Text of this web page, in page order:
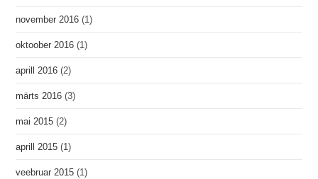
november 2016 (1)
oktoober 2016 (1)
aprill 2016 (2)
märts 2016 (3)
mai 2015 (2)
aprill 2015 (1)
veebruar 2015 (1)